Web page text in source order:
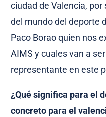
ciudad de Valencia,
del mundo del deporte
Paco Borao quien nos
AIMS y cuales van a
representante en este
¿Qué significa para el
concreto para el